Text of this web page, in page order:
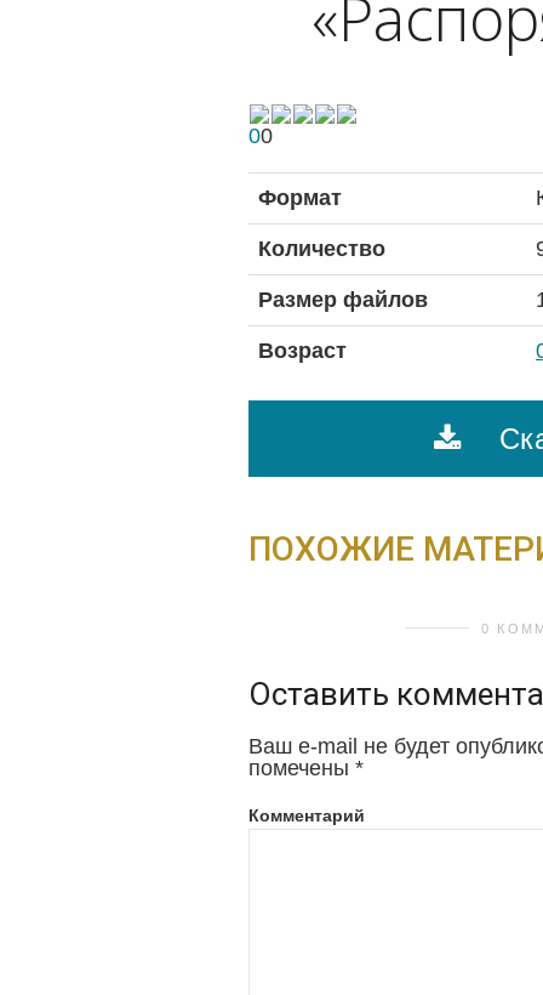
00
Формат
Количество
Размер файлов
Возраст
ПОХОЖИЕ
0
Оставить
Ваш e-mail не будет
помечены *
Комментарий